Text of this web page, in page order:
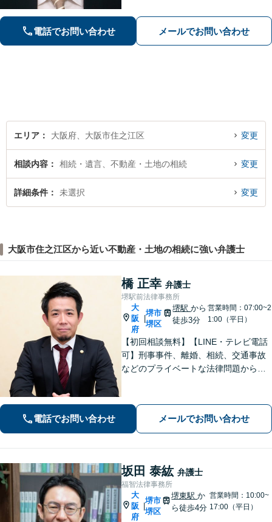
対応。ご家族様からのご依頼も受け付
け【夜間・土日対応可】
電話でお問い合わせ メールでお問い合わせ
エリア 大阪府、大阪市住之江区 変更
相談内容 相続・遺言、不動産・土地の相続 変更
詳細条件 未選択 変更
大阪市住之江区から近い不動産・土地の相続に強い弁護士
橋 正幸 弁護士
堺駅前法律事務所
大
阪
府
|
堺市
堺区
堺駅から
徒歩3分
営業時間：07:00~2
1:00（平日）
【初回相談無料】【LINE・テレビ電話
可】刑事事件、離婚、相続、交通事故
などのプライベートな法律問題から、
広く対応。トラブル解決のための身近
な相談相手として、お気軽にご連絡く
ださい。
電話でお問い合わせ メールでお問い合わせ
坂田 泰紘 弁護士
福智法律事務所
大
阪
府
|
堺市
堺区
堺東駅か
ら徒歩4分
営業時間：10:00~
17:00（平日）